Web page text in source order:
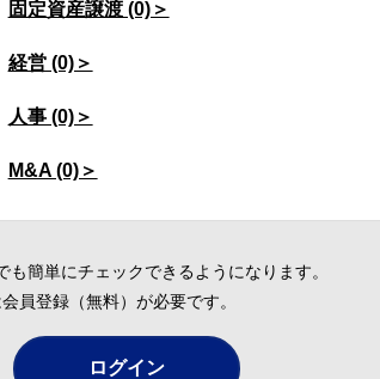
固定資産譲渡 (0)＞
経営 (0)＞
人事 (0)＞
M&A (0)＞
簡単にチェックできるようになります。
員登録（無料）が必要です。
ログイン